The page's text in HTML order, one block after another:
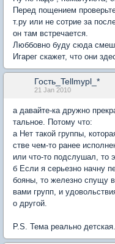
Перед пощением
т.ру или не сотрие за
он там встречается.
Люббовно буду сюда
Игарег скажет, что они
Гость_Tellmypl_*
21 Jan 2010
а давайте-ка дружно
тальное. Потому что:
а Нет такой группы,
стве чем-то ранее
или что-то подслушал, то
б Если я серьезно начну
бояны, то железно спущу
вами групп, и
о другой.
P.S. Тема реально детская.